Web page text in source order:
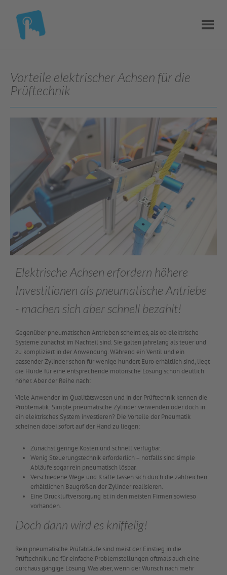
Vorteile elektrischer Achsen für die
Prüftechnik
Elektrische Achsen erfordern höhere
Investitionen als pneumatische Antriebe
- machen sich aber schnell bezahlt!
Gegenüber pneumatischen Antrieben scheint es, als ob elektrische
Systeme zunächst im Nachteil sind. Sie galten jahrelang als teuer und
zu kompliziert in der Anwendung. Während ein Ventil und ein
passender Zylinder schon für wenige hundert Euro erhältlich sind, liegt
die Hürde für eine entsprechende motorische Lösung schon deutlich
höher. Aber der Reihe nach:
Viele Anwender im Qualitätswesen und in der Prüftechnik kennen die
Problematik: Simple pneumatische Zylinder verwenden oder doch in
ein elektrisches System investieren? Die Vorteile der Pneumatik
scheinen dabei sofort auf der Hand zu liegen:
Zunächst geringe Kosten und schnell verfügbar.
Wenig Steuerungstechnik erforderlich – notfalls sind simple
Abläufe sogar rein pneumatisch lösbar.
Verschiedene Wege und Kräfte lassen sich durch die zahlreichen
erhältlichen Baugrößen der Zylinder realisieren.
Eine Druckluftversorgung ist in den meisten Firmen sowieso
vorhanden.
Doch dann wird es kniffelig!
Rein pneumatische Prüfabläufe sind meist der Einstieg in die
Prüftechnik und für einfache Problemstellungen oftmals auch eine
durchaus gängige Lösung. Was aber, wenn der Wunsch nach mehr